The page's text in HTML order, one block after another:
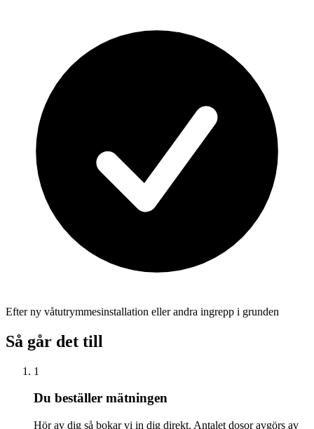
Efter ny våtutrymmesinstallation eller andra ingrepp i grunden
Så går det till
1
Du beställer mätningen
Hör av dig så bokar vi in dig direkt. Antalet dosor avgörs av